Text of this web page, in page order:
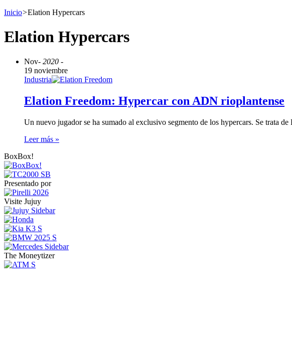
Inicio>Elation Hypercars
Elation Hypercars
Nov- 2020 -
19 noviembre
Industria
Elation Freedom: Hypercar con ADN rioplantense
Un nuevo jugador se ha sumado al exclusivo segmento de los hypercars. Se trata
Leer más »
BoxBox!
Presentado por
Visite Jujuy
The Moneytizer